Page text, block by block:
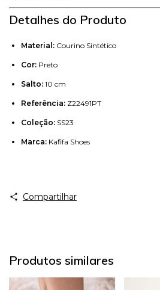
Detalhes do Produto
Material: Courino Sintético
Cor: Preto
Salto: 10 cm
Referência: Z22491PT
Coleção: SS23
Marca: Kafifa Shoes
Compartilhar
Produtos similares